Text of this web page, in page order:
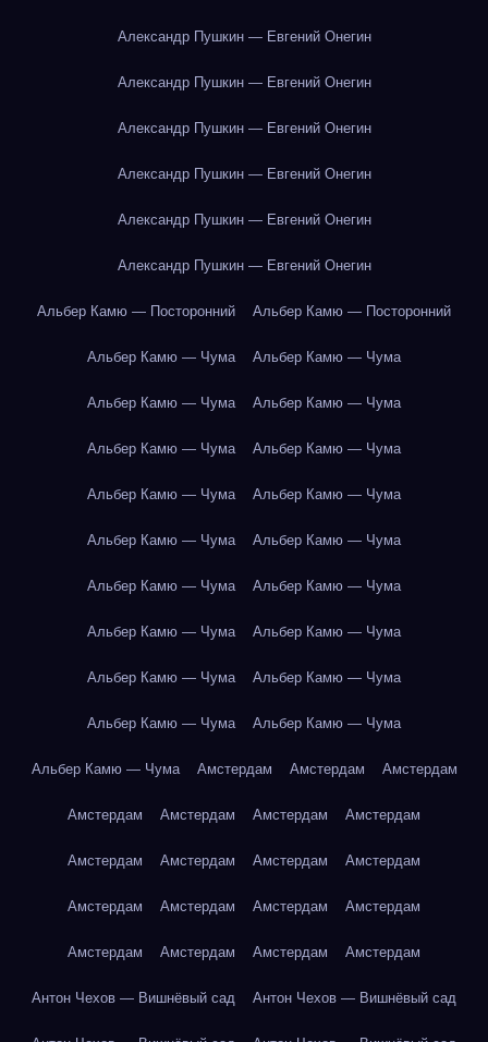
Александр Пушкин — Евгений Онегин
Александр Пушкин — Евгений Онегин
Александр Пушкин — Евгений Онегин
Александр Пушкин — Евгений Онегин
Александр Пушкин — Евгений Онегин
Александр Пушкин — Евгений Онегин
Альбер Камю — Посторонний Альбер Камю — Посторонний
Альбер Камю — Чума Альбер Камю — Чума
Альбер Камю — Чума Альбер Камю — Чума
Альбер Камю — Чума Альбер Камю — Чума
Альбер Камю — Чума Альбер Камю — Чума
Альбер Камю — Чума Альбер Камю — Чума
Альбер Камю — Чума Альбер Камю — Чума
Альбер Камю — Чума Альбер Камю — Чума
Альбер Камю — Чума Альбер Камю — Чума
Альбер Камю — Чума Альбер Камю — Чума
Альбер Камю — Чума Амстердам Амстердам Амстердам
Амстердам Амстердам Амстердам Амстердам
Амстердам Амстердам Амстердам Амстердам
Амстердам Амстердам Амстердам Амстердам
Амстердам Амстердам Амстердам Амстердам
Антон Чехов — Вишнёвый сад Антон Чехов — Вишнёвый сад